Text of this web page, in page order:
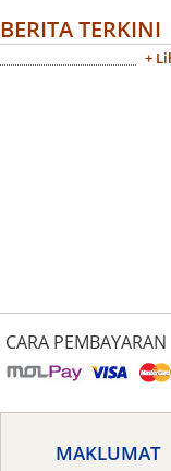
BERITA TERKINI
+
CARA PEMBAYARAN
MAKLUMAT